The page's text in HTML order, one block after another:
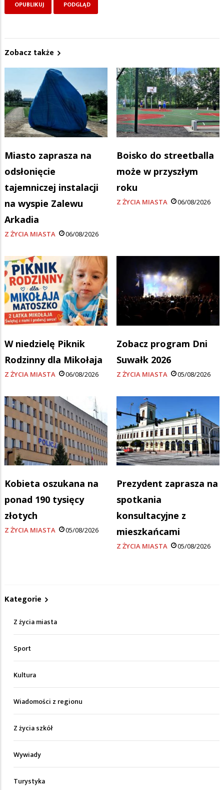
Zobacz także
Miasto zaprasza na
odsłonięcie
tajemniczej instalacji
na wyspie Zalewu
Arkadia
Z ŻYCIA MIASTA 06/08/2026
Boisko do streetballa
może w przyszłym
roku
Z ŻYCIA MIASTA 06/08/2026
W niedzielę Piknik
Rodzinny dla Mikołaja
Z ŻYCIA MIASTA 06/08/2026
Zobacz program Dni
Suwałk 2026
Z ŻYCIA MIASTA 05/08/2026
Kobieta oszukana na
ponad 190 tysięcy
złotych
Z ŻYCIA MIASTA 05/08/2026
Prezydent zaprasza na
spotkania
konsultacyjne z
mieszkańcami
Z ŻYCIA MIASTA 05/08/2026
Kategorie
Z życia miasta
Sport
Kultura
Wiadomości z regionu
Z życia szkół
Wywiady
Turystyka